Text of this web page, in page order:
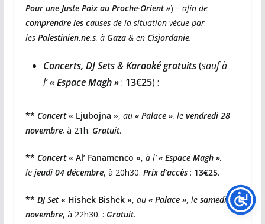
Pour une Juste Paix au Proche-Orient ») – afin de
comprendre les causesde la situation vécue par
lesPalestinien.ne.s, àGaza& enCisjordanie.
Concerts, DJ Sets & Karaoké gratuits(sauf à
l’« Espace Magh »: 13€25) :
** Concert« Ljubojna », au « Palace », le vendredi 28
novembre, à 21h. Gratuit.
** Concert« Al’ Fanamenco », à l’« Espace Magh »,
le jeudi 04 décembre, à 20h30. Prix d’accès: 13€25.
** DJ Set« Hishek Bishek », au« Palace », lesamedi 29
novembre, à 22h30. : Gratuit.